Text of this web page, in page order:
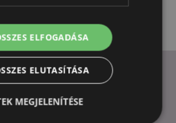
HASZNOS LINKEK
ELFOGADÁSA
ELUTASÍTÁSA
MEGJELENÍTÉSE